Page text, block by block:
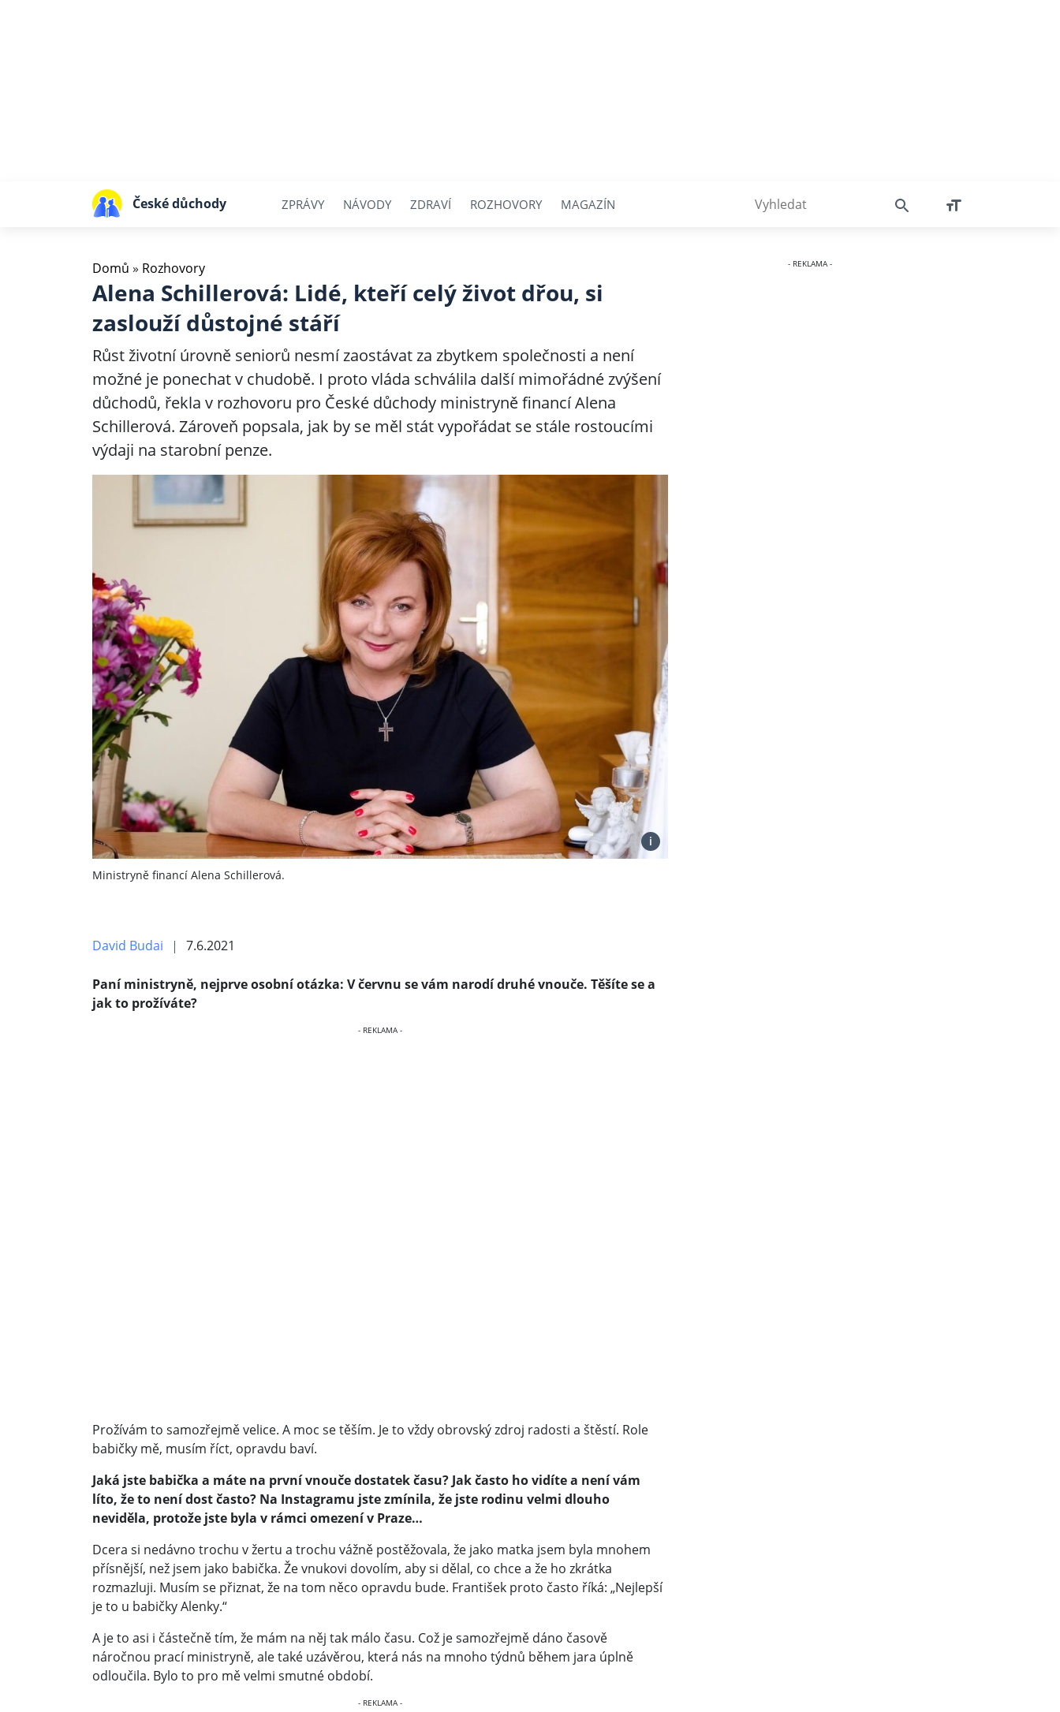
České důchody ZPRÁVY NÁVODY ZDRAVÍ ROZHOVORY MAGAZÍN
Domů » Rozhovory
Alena Schillerová: Lidé, kteří celý život dřou, si
zaslouží důstojné stáří
Růst životní úrovně seniorů nesmí zaostávat za zbytkem společnosti a není
možné je ponechat v chudobě. I proto vláda schválila další mimořádné zvýšení
důchodů, řekla v rozhovoru pro České důchody ministryně financí Alena
Schillerová. Zároveň popsala, jak by se měl stát vypořádat se stále rostoucími
výdaji na starobní penze.
i
Ministryně financí Alena Schillerová.
David Budai 7.6.2021
Paní ministryně, nejprve osobní otázka: V červnu se vám narodí druhé vnouče. Těšíte se a
jak to prožíváte?
Prožívám to samozřejmě velice. A moc se těším. Je to vždy obrovský zdroj radosti a štěstí. Role
babičky mě, musím říct, opravdu baví.
Jaká jste babička a máte na první vnouče dostatek času? Jak často ho vidíte a není vám
líto, že to není dost často? Na Instagramu jste zmínila, že jste rodinu velmi dlouho
neviděla, protože jste byla v rámci omezení v Praze…
Dcera si nedávno trochu v žertu a trochu vážně postěžovala, že jako matka jsem byla mnohem
přísnější, než jsem jako babička. Že vnukovi dovolím, aby si dělal, co chce a že ho zkrátka
rozmazluji. Musím se přiznat, že na tom něco opravdu bude. František proto často říká: „Nejlepší
je to u babičky Alenky.“
A je to asi i částečně tím, že mám na něj tak málo času. Což je samozřejmě dáno časově
náročnou prací ministryně, ale také uzávěrou, která nás na mnoho týdnů během jara úplně
odloučila. Bylo to pro mě velmi smutné období.